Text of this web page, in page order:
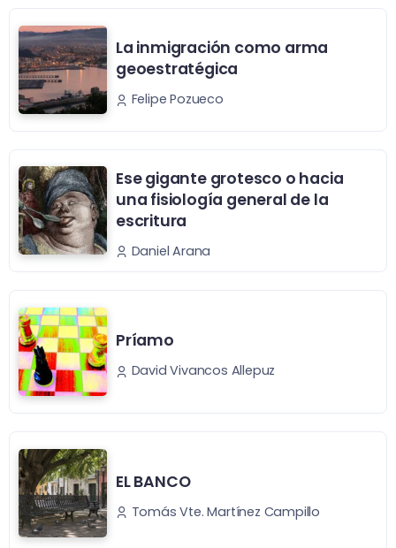
La inmigración como arma
geoestratégica
Felipe Pozueco
Ese gigante grotesco o hacia
una fisiología general de la
escritura
Daniel Arana
Príamo
David Vivancos Allepuz
EL BANCO
Tomás Vte. Martínez Campillo